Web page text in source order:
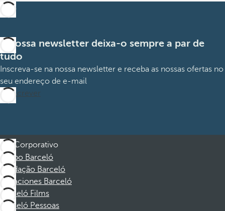
A nossa newsletter deixa-o sempre a par de
tudo
Inscreva-se na nossa newsletter e receba as nossas ofertas no
seu endereço de e-mail
Subscrever
Corporativo
Grupo Barceló
Fundação Barceló
Vacaciones Barceló
Barceló Films
Barceló Pessoas